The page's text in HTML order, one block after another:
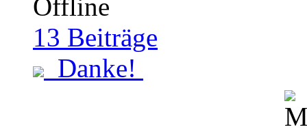
13 Beiträge
Danke!